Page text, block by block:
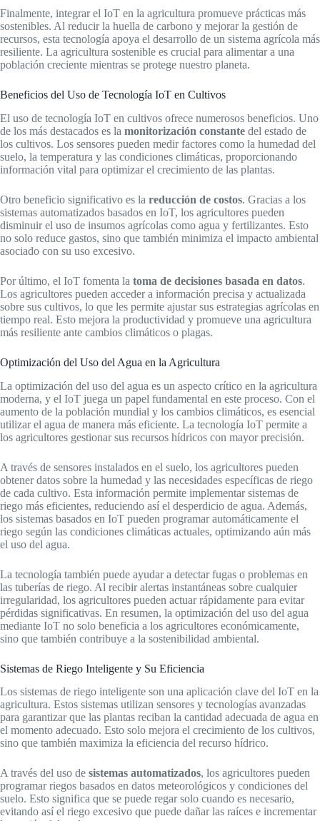
Finalmente, integrar el IoT en la agricultura promueve prácticas más
sostenibles. Al reducir la huella de carbono y mejorar la gestión de
recursos, esta tecnología apoya el desarrollo de un sistema agrícola más
resiliente. La agricultura sostenible es crucial para alimentar a una
población creciente mientras se protege nuestro planeta.
Beneficios del Uso de Tecnología IoT en Cultivos
El uso de tecnología IoT en cultivos ofrece numerosos beneficios. Uno
de los más destacados es la monitorización constante del estado de
los cultivos. Los sensores pueden medir factores como la humedad del
suelo, la temperatura y las condiciones climáticas, proporcionando
información vital para optimizar el crecimiento de las plantas.
Otro beneficio significativo es la reducción de costos. Gracias a los
sistemas automatizados basados en IoT, los agricultores pueden
disminuir el uso de insumos agrícolas como agua y fertilizantes. Esto
no solo reduce gastos, sino que también minimiza el impacto ambiental
asociado con su uso excesivo.
Por último, el IoT fomenta la toma de decisiones basada en datos.
Los agricultores pueden acceder a información precisa y actualizada
sobre sus cultivos, lo que les permite ajustar sus estrategias agrícolas en
tiempo real. Esto mejora la productividad y promueve una agricultura
más resiliente ante cambios climáticos o plagas.
Optimización del Uso del Agua en la Agricultura
La optimización del uso del agua es un aspecto crítico en la agricultura
moderna, y el IoT juega un papel fundamental en este proceso. Con el
aumento de la población mundial y los cambios climáticos, es esencial
utilizar el agua de manera más eficiente. La tecnología IoT permite a
los agricultores gestionar sus recursos hídricos con mayor precisión.
A través de sensores instalados en el suelo, los agricultores pueden
obtener datos sobre la humedad y las necesidades específicas de riego
de cada cultivo. Esta información permite implementar sistemas de
riego más eficientes, reduciendo así el desperdicio de agua. Además,
los sistemas basados en IoT pueden programar automáticamente el
riego según las condiciones climáticas actuales, optimizando aún más
el uso del agua.
La tecnología también puede ayudar a detectar fugas o problemas en
las tuberías de riego. Al recibir alertas instantáneas sobre cualquier
irregularidad, los agricultores pueden actuar rápidamente para evitar
pérdidas significativas. En resumen, la optimización del uso del agua
mediante IoT no solo beneficia a los agricultores económicamente,
sino que también contribuye a la sostenibilidad ambiental.
Sistemas de Riego Inteligente y Su Eficiencia
Los sistemas de riego inteligente son una aplicación clave del IoT en la
agricultura. Estos sistemas utilizan sensores y tecnologías avanzadas
para garantizar que las plantas reciban la cantidad adecuada de agua en
el momento adecuado. Esto solo mejora el crecimiento de los cultivos,
sino que también maximiza la eficiencia del recurso hídrico.
A través del uso de sistemas automatizados, los agricultores pueden
programar riegos basados en datos meteorológicos y condiciones del
suelo. Esto significa que se puede regar solo cuando es necesario,
evitando así el riego excesivo que puede dañar las raíces e incrementar